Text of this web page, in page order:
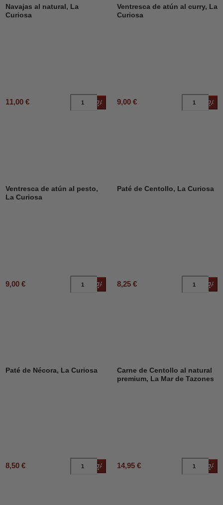
Navajas al natural, La
Curiosa
11,00 € Añadir al carrito
Ventresca de atún al curry, La
Curiosa
9,00 €
Ventresca de atún al pesto,
La Curiosa
9,00 € Añadir al carrito
Paté de Centollo, La Curiosa
8,25 €
Paté de Nécora, La Curiosa
8,50 € Añadir al carrito
Carne de Centollo al natural
premium, La Mar de Tazones
14,95 €